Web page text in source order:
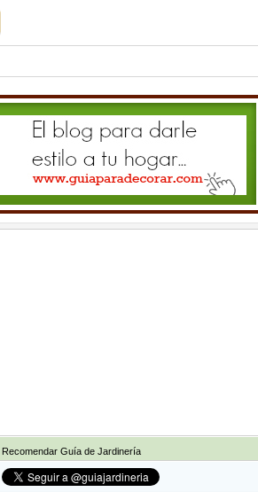
Recomendar Guía de Jardinería